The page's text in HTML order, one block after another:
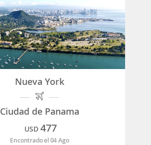
Nueva York
Ciudad de Panama
USD 477
Encontrado el 04 Ago